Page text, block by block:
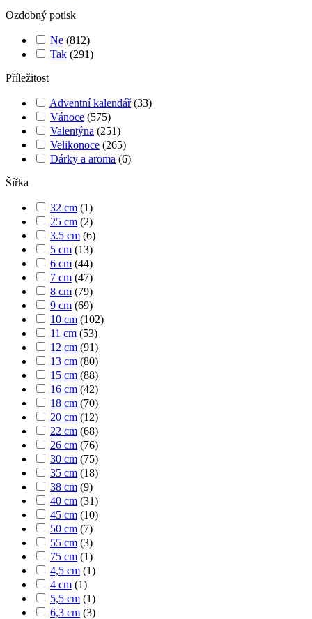
Ozdobný potisk
Ne (812)
Tak (291)
Příležitost
Adventní kalendář (33)
Vánoce (575)
Valentýna (251)
Velikonoce (265)
Dárky a aroma (6)
Šířka
32 cm (1)
25 cm (2)
3.5 cm (6)
5 cm (13)
6 cm (44)
7 cm (47)
8 cm (79)
9 cm (69)
10 cm (102)
11 cm (53)
12 cm (91)
13 cm (80)
15 cm (88)
16 cm (42)
18 cm (70)
20 cm (12)
22 cm (68)
26 cm (76)
30 cm (75)
35 cm (18)
38 cm (9)
40 cm (31)
45 cm (10)
50 cm (7)
55 cm (3)
75 cm (1)
4,5 cm (1)
4 cm (1)
5,5 cm (1)
6,3 cm (3)